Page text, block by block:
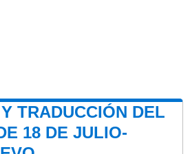
TRADUCCIÓN DEL
18 DE JULIO-